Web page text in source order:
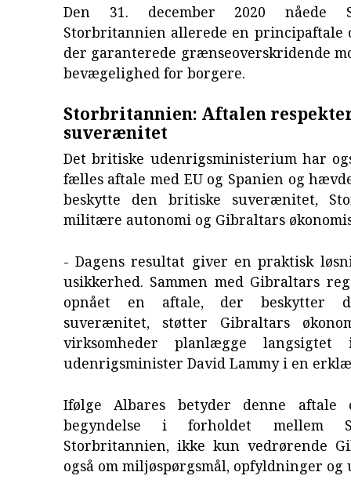
Den 31. december 2020 nåede
Storbritannien allerede en principaftale
der garanterede grænseoverskridende
bevægelighed for borgere.
Storbritannien: Aftalen
suverænitet
Det britiske udenrigsministerium har
fælles aftale med EU og Spanien og
beskytte den britiske suverænitet,
militære autonomi og Gibraltars
- Dagens resultat giver en praktisk
usikkerhed. Sammen med Gibraltars
opnået en aftale, der beskytter
suverænitet, støtter Gibraltars
virksomheder planlægge langsigtet
udenrigsminister David Lammy i en
Ifølge Albares betyder denne aftale
begyndelse i forholdet mellem
Storbritannien, ikke kun vedrørende
også om miljøspørgsmål, opfyldninger og